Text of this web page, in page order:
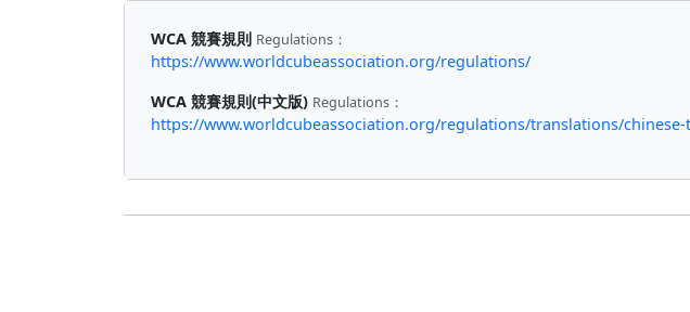
WCA 競賽規則 Regulations：
https://www.worldcubeassociation.org/regulations/
WCA 競賽規則(中文版) Regulations：
https://www.worldcubeassociation.org/regulations/translations/